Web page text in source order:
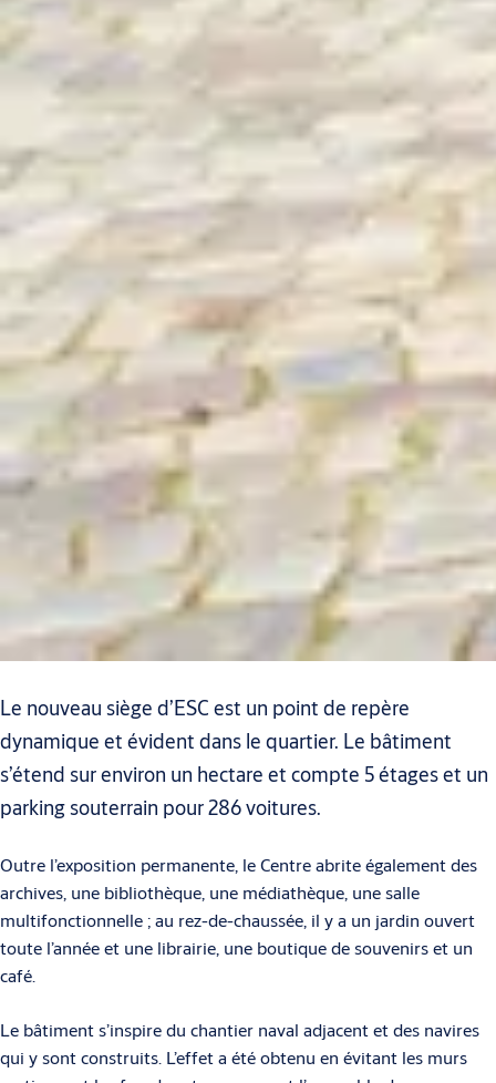
Le nouveau siège d’ESC est un point de repère
dynamique et évident dans le quartier. Le bâtiment
s’étend sur environ un hectare et compte 5 étages et un
parking souterrain pour 286 voitures.
Outre l’exposition permanente, le Centre abrite également des
archives, une bibliothèque, une médiathèque, une salle
multifonctionnelle ; au rez-de-chaussée, il y a un jardin ouvert
toute l’année et une librairie, une boutique de souvenirs et un
café.
Le bâtiment s’inspire du chantier naval adjacent et des navires
qui y sont construits. L’effet a été obtenu en évitant les murs